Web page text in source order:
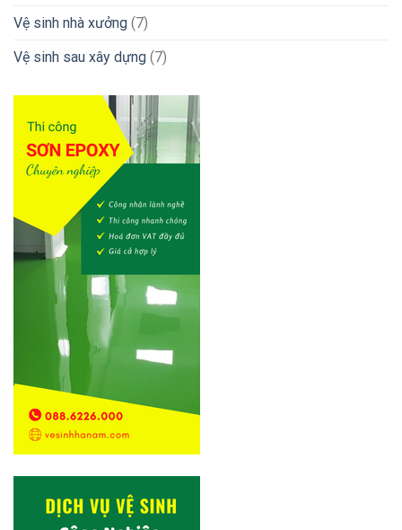
Vệ sinh nhà xưởng (7)
Vệ sinh sau xây dựng (7)